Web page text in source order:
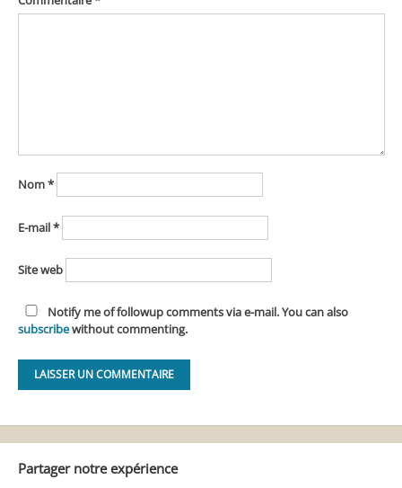
Nom*
E-mail*
Site web
Notify me of followup comments via e-mail. You can also
subscribewithout commenting.
Partager notre expérience